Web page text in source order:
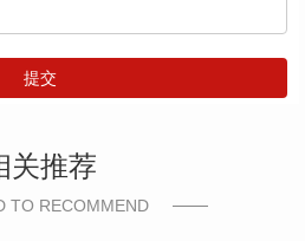
提交
关推荐
TO RECOMMEND